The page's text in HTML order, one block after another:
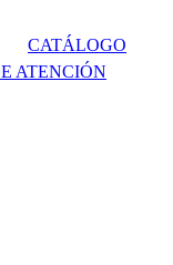
CATÁLOGO
ATENCIÓN